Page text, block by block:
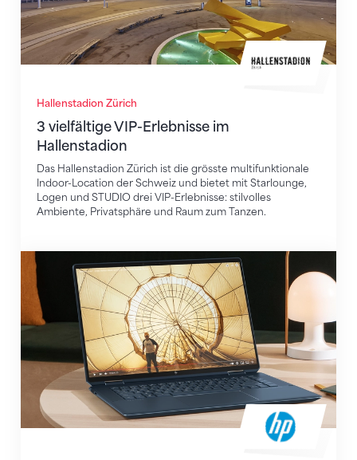
Hallenstadion Zürich
3 vielfältige VIP-Erlebnisse im
Hallenstadion
Das Hallenstadion Zürich ist die grösste multifunktionale
Indoor-Location der Schweiz und bietet mit Starlounge,
Logen und STUDIO drei VIP-Erlebnisse: stilvolles
Ambiente, Privatsphäre und Raum zum Tanzen.
Notebooks, Drucker und Zubehör zu Top-Preisen